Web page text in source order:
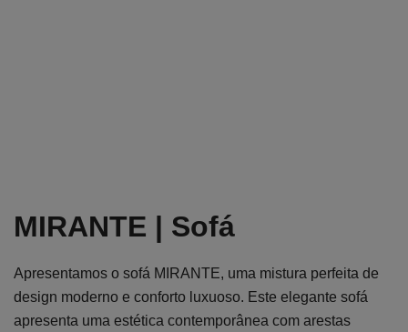
MIRANTE | Sofá
Apresentamos o sofá MIRANTE, uma mistura perfeita de
design moderno e conforto luxuoso. Este elegante sofá
apresenta uma estética contemporânea com arestas